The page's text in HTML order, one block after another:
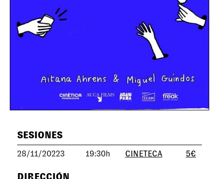
SESIONES
28/11/20223 19:30h CINETECA 5€
DIRECCIÓN